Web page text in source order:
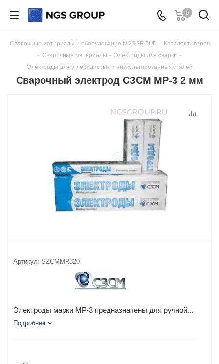
0
Сварочные материалы и оборудование NGSGROUP - Каталог товаров
- Сварочные материалы - Электроды для сварки -
Электроды для углеродистых и низколегированных сталей
Сварочный электрод СЗСМ МР-3 2 мм
Артикул: SZCMMR320
Электроды марки МР-3 предназначены для ручной...
Подробнее